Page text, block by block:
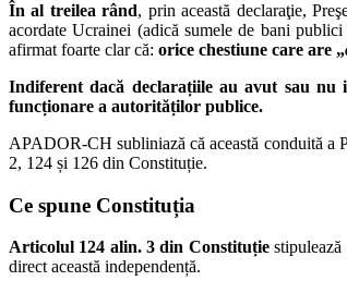
În al treilea rând, prin această declaraţie,
acordate Ucrainei (adică sumele de bani
afirmat foarte clar că: orice chestiune care are „
Indiferent dacă declarațiile au avut sau nu
funcționare a autorităților publice.
APADOR-CH subliniază că această conduită a
2, 124 și 126 din Constituție.
Ce spune Constituția
Articolul 124 alin. 3 din Constituțiestipulează
direct această independență.